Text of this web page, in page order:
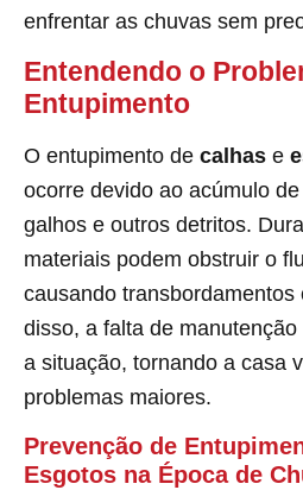
enfrentar as chuvas sem
Entendendo o
Entupimento
O entupimento de calhas e
ocorre devido ao acúmulo
galhos e outros detritos.
materiais podem obstruir o
causando transbordamentos
disso, a falta de
a situação, tornando a casa
problemas maiores.
Prevenção de
Esgotos na Época de